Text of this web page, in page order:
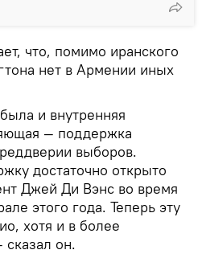
что, помимо иранского
нет в Армении иных
и внутренняя
— поддержка
выборов.
достаточно открыто
Джей Ди Вэнс во время
этого года. Теперь эту
хотя и в более
он.